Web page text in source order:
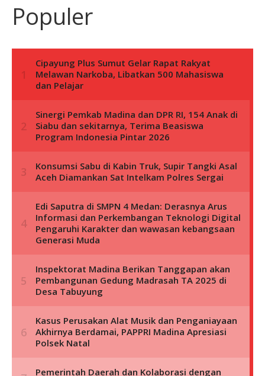
Populer